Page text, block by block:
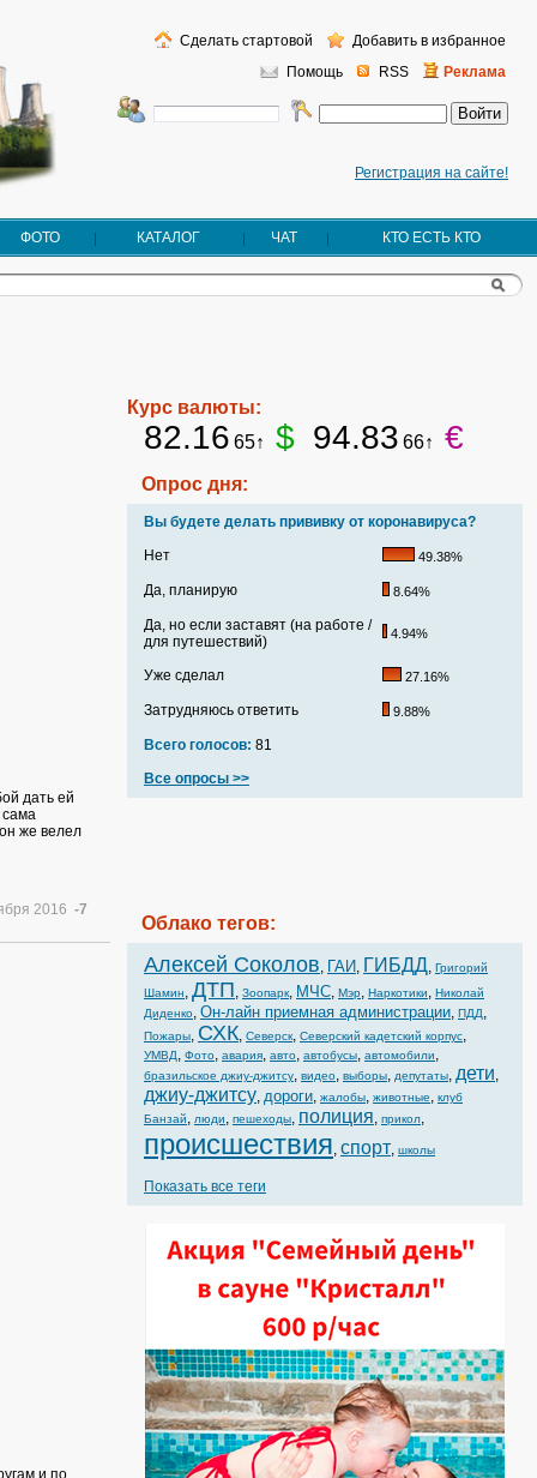
Регистрация на сайте!
Помощь RSS Реклама
Сделать стартовой Добавить в избранное
ФОТО КАТАЛОГ ЧАТ КТО ЕСТЬ КТО
дать ей
сама
же велел
2016 -7
и по
Курс валюты:
82.16 65↑ $ 94.83 66↑ €
Опрос дня:
Вы будете делать прививку от коронавируса?
Нет
49.38%
Да, планирую 8.64%
Да, но если заставят (на работе /
для путешествий)
4.94%
Уже сделал 27.16%
Затрудняюсь ответить 9.88%
Всего голосов: 81
Все опросы >>
Облако тегов:
Алексей Соколов, ГАИ, ГИБДД, Григорий
Шамин, ДТП, Зоопарк, МЧС, Мэр, Наркотики, Николай
Диденко, Он-лайн приемная администрации, ПДД,
Пожары, СХК, Северск, Северский кадетский корпус,
УМВД, Фото, авария, авто, автобусы, автомобили,
бразильское джиу-джитсу, видео, выборы, депутаты, дети,
джиу-джитсу, дороги, жалобы, животные, клуб
Банзай, люди, пешеходы, полиция, прикол,
происшествия, спорт, школы
Показать все теги